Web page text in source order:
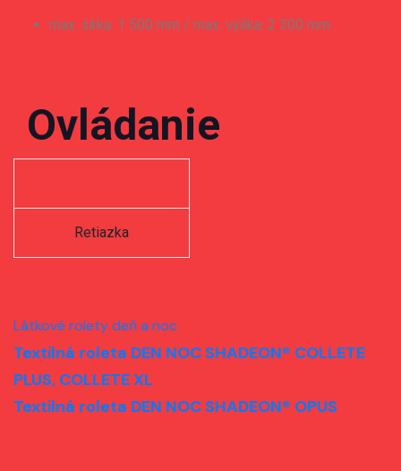
max. šírka: 1 500 mm / max. výška: 2 300 mm
Ovládanie
Retiazka
Látkové rolety deň a noc
Textilná roleta DEN NOC SHADEON® COLLETE
PLUS, COLLETE XL
Textilná roleta DEN NOC SHADEON® OPUS